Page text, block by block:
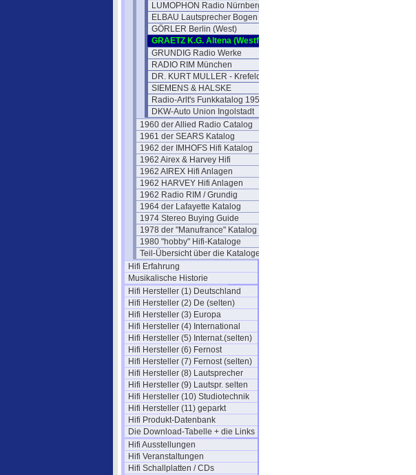
LUMOPHON Radio Nürnberg
ELBAU Lautsprecher Bogen
GÖRLER Berlin (West)
GRAETZ K.G. Altena (Westf.)
GRUNDIG Radio Werke
RADIO RIM München
DR. KURT MULLER - Krefeld
SIEMENS & HALSKE
Radio-Arlt's Funkkatalog 1951
DKW-Auto Union Ingolstadt
1960 der Allied Radio Catalog
1961 der SEARS Katalog
1962 der IMHOFS Hifi Katalog
1962 Airex & Harvey Hifi
1962 AIREX Hifi Anlagen
1962 HARVEY Hifi Anlagen
1962 Radio RIM / Grundig
1964 der Lafayette Katalog
1974 Stereo Buying Guide
1978 der "Manufrance" Katalog
1980 "hobby" Hifi-Kataloge
Teil-Übersicht über die Kataloge
Hifi Erfahrung
Musikalische Historie
Hifi Hersteller (1) Deutschland
Hifi Hersteller (2) De (selten)
Hifi Hersteller (3) Europa
Hifi Hersteller (4) International
Hifi Hersteller (5) Internat.(selten)
Hifi Hersteller (6) Fernost
Hifi Hersteller (7) Fernost (selten)
Hifi Hersteller (8) Lautsprecher
Hifi Hersteller (9) Lautspr. selten
Hifi Hersteller (10) Studiotechnik
Hifi Hersteller (11) geparkt
Hifi Produkt-Datenbank
Die Download-Tabelle + die Links
Hifi Ausstellungen
Hifi Veranstaltungen
Hifi Schallplatten / CDs